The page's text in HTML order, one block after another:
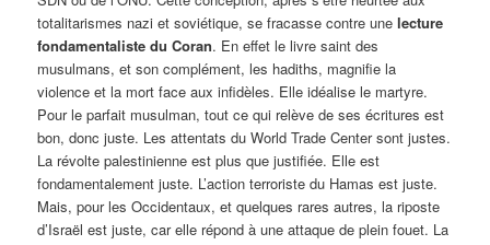
totalitarismes nazi et soviétique, se fracasse contre unelecture
fondamentaliste du Coran. En effet le livre saint des
musulmans, et son complément, les hadiths, magnifie la
violence et la mort face aux infidèles. Elle idéalise le martyre.
Pour le parfait musulman, tout ce qui relève de ses écritures est
bon, donc juste. Les attentats du World Trade Center sont justes.
La révolte palestinienne est plus que justifiée. Elle est
fondamentalement juste. L’action terroriste du Hamas est juste.
Mais, pour les Occidentaux, et quelques rares autres, la riposte
d’Israël est juste, car elle répond à une attaque de plein fouet. La